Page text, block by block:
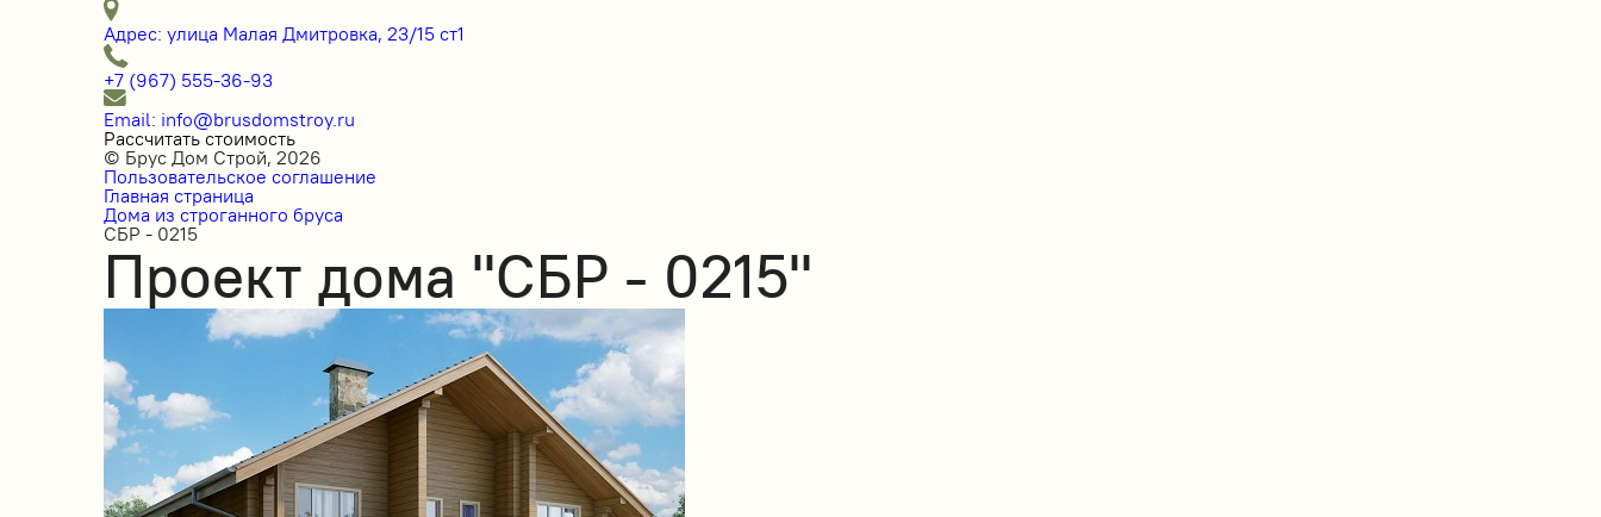
Адрес: улица Малая Дмитровка, 23/15 ст1
+7 (967) 555-36-93
Email: info@brusdomstroy.ru
Рассчитать стоимость
© Брус Дом Строй, 2026
Пользовательское соглашение
Главная страница
Дома из строганного бруса
СБР - 0215
Проект дома "СБР - 0215"